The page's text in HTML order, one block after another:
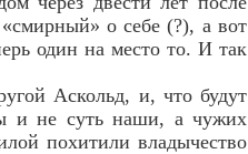
о себе (?), а вот
один на место то. И так
Аскольд, и, что будут
и не суть наши, а чужих
похитили владычество